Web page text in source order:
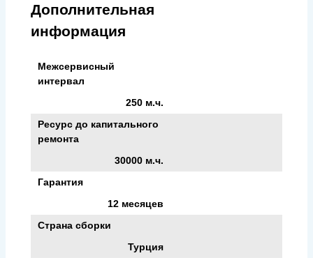
Дополнительная
информация
Межсервисный
интервал
250 м.ч.
Ресурс до капитального
ремонта
30000 м.ч.
Гарантия
12 месяцев
Страна сборки
Турция